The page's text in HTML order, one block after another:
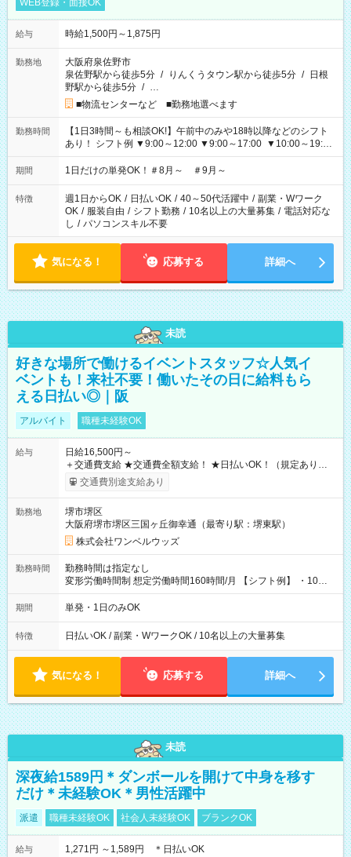
WEB登録・面接OK
給与 時給1,500円～1,875円
勤務地
大阪府泉佐野市
泉佐野駅から徒歩5分 / りんくうタウン駅から徒歩5分 / 日根
野駅から徒歩5分 / …
■物流センターなど ■勤務地選べます
勤務時間
【1日3時間～も相談OK!】午前中のみや18時以降などのシフト
あり！ シフト例 ▼9:00～12:00 ▼9:00～17:00 ▼10:00～19:00
▼18:00～21:00
期間 1日だけの単発OK！＃8月～ ＃9月～
特徴 週1日からOK / 日払いOK / 40～50代活躍中 / 副業・Wワーク
OK / 服装自由 / シフト勤務 / 10名以上の大量募集 / 電話対応な
し / パソコンスキル不要
気になる！ 応募する 詳細へ
未読
好きな場所で働けるイベントスタッフ☆人気イ
ベントも！来社不要！働いたその日に給料もら
える日払い◎｜阪
アルバイト 職種未経験OK
給与
日給16,500円～
＋交通費支給 ★交通費全額支給！ ★日払いOK！（規定あり） ┗
働いたその日に現金GET♪ お仕事後はコンビニATMから 日払
交通費別途支給あり
勤務地
堺市堺区
大阪府堺市堺区三国ヶ丘御幸通（最寄り駅：堺東駅）
株式会社ワンベルウッズ
勤務時間
勤務時間は指定なし
変形労働時間制 想定労働時間160時間/月 【シフト例】 ・10：
00～20：00
期間 単発・1日のみOK
特徴 日払いOK / 副業・WワークOK / 10名以上の大量募集
気になる！ 応募する 詳細へ
未読
深夜給1589円＊ダンボールを開けて中身を移す
だけ＊未経験OK＊男性活躍中
派遣 職種未経験OK 社会人未経験OK ブランクOK
給与 1,271円 ～1,589円 ＊日払いOK